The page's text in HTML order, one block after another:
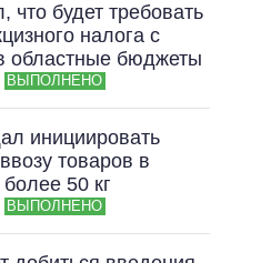
что будет требовать
налога с
областные бюджеты
ВЫПОЛНЕНО
инициировать
товаров в
50 кг
ВЫПОЛНЕНО